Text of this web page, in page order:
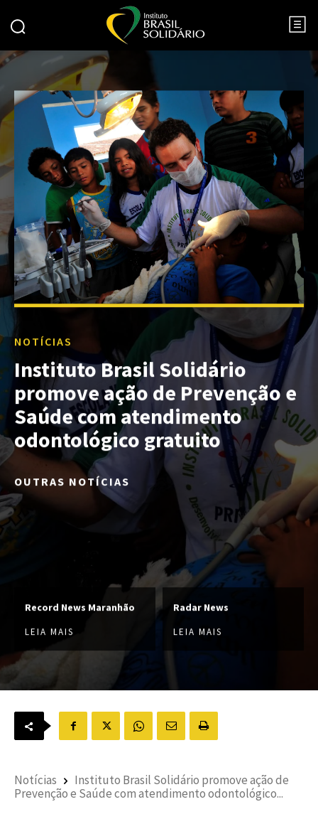
NOTÍCIAS
Instituto Brasil Solidário
promove ação de Prevenção e
Saúde com atendimento
odontológico gratuito
OUTRAS NOTÍCIAS
Record News Maranhão
LEIA MAIS
Radar News
LEIA MAIS
Notícias
Instituto Brasil Solidário promove ação de
Prevenção e Saúde com atendimento odontológico...